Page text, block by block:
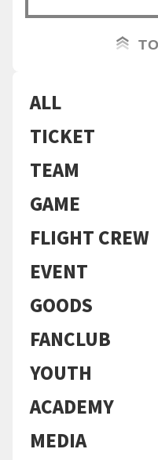
ALL
TICKET
TEAM
GAME
FLIGHT CREW
EVENT
GOODS
FANCLUB
YOUTH
ACADEMY
MEDIA